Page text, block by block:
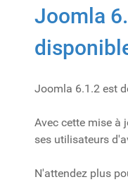
Joomla
Joomla 6.1.2 est
Avec cette mise à
ses utilisateurs
N'attendez plus